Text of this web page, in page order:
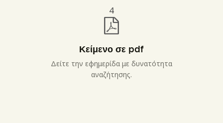
4
Κείμενο σε pdf
Δείτε την εφημερίδα με δυνατότητα
αναζήτησης.